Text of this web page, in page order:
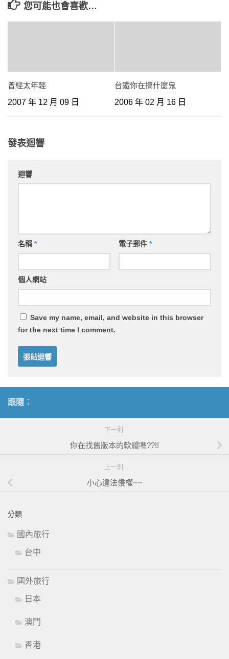
您可能也會喜歡…
曾經太年輕
2007 年 12 月 09 日
台鐵你在搞什麼鬼
2006 年 02 月 16 日
發表迴響
迴響
名稱* 電子郵件 *
個人網站
Save my name, email, and website in this browser
for the next time I comment.
跟隨：
下一則
你在找舊版本的軟體嗎??!!
上一則
小心違法侵權~~
分類
國內旅行
台中
國外旅行
日本
澳門
香港